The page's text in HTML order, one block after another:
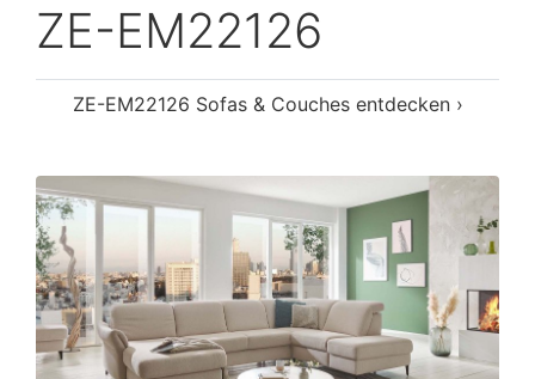
ZE-EM22126
ZE-EM22126 Sofas & Couches entdecken ›